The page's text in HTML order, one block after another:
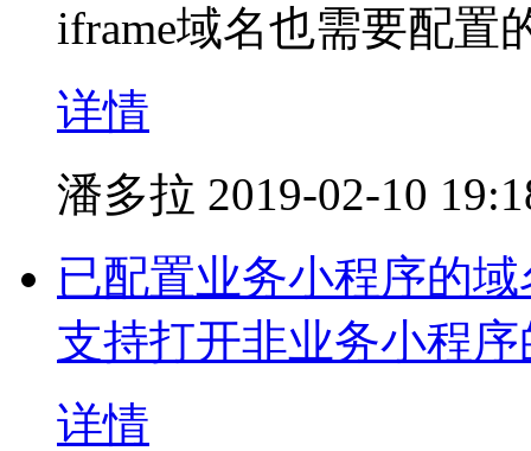
iframe域名也需要配置
详情
潘多拉 2019-02-10
已配置业务小程序的
支持打开非业务小程序
详情